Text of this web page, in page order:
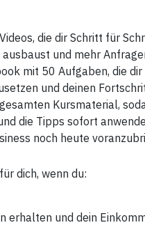
die dir Schritt für
und mehr
mit 50 Aufgaben, die
und deinen
Kursmaterial,
die Tipps sofort
noch heute
dich, wenn du:
erhalten und dein